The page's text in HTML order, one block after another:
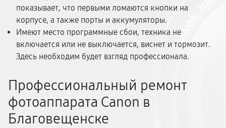
показывает, что первыми ломаются кнопки на
корпусе, а также порты и аккумуляторы.
Имеют место программные сбои, техника не
включается или не выключается, виснет и тормозит.
Здесь необходим будет взгляд профессионала.
Профессиональный ремонт
фотоаппарата Canon в
Благовещенске